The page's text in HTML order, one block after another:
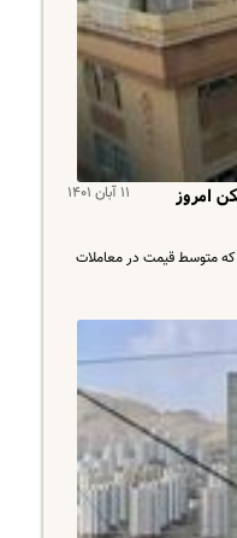
۱۱ آبان ۱۴۰۱
امروز
گویای این است که متوسط قیمت در معاملات